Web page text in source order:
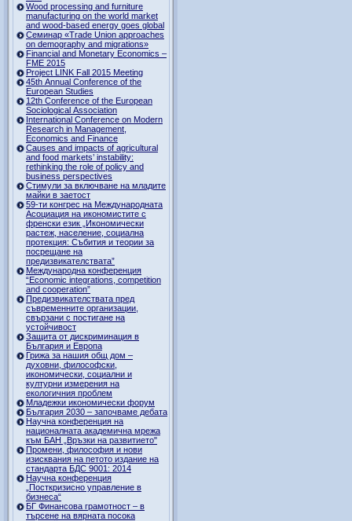
Wood processing and furniture
manufacturing on the world market
and wood-based energy goes global
Семинар «Trade Union approaches
on demography and migrations»
Financial and Monetary Economics –
FME 2015
Project LINK Fall 2015 Meeting
45th Annual Conference of the
European Studies
12th Conference of the European
Sociological Association
International Conference on Modern
Research in Management,
Economics and Finance
Causes and impacts of agricultural
and food markets’ instability:
rethinking the role of policy and
business perspectives
Стимули за включване на младите
майки в заетост
59-ти конгрес на Международната
Асоциация на икономистите с
френски език „Икономически
растеж, население, социална
протекция: Събития и теории за
посрещане на
предизвикателствата”
Международна конференция
“Economic integrations, competition
and cooperation”
Предизвикателствата пред
съвременните организации,
свързани с постигане на
устойчивост
Защита от дискриминация в
България и Европа
Грижа за нашия общ дом –
духовни, философски,
икономически, социални и
културни измерения на
екологичния проблем
Младежки икономически форум
България 2030 – започваме дебата
Научна конференция на
националната академична мрежа
към БАН „Връзки на развитието"
Промени, философия и нови
изисквания на петото издание на
стандарта БДС 9001: 2014
Научна конференция
„Посткризисно управление в
бизнеса“
БГ Финансова грамотност – в
търсене на вярната посока